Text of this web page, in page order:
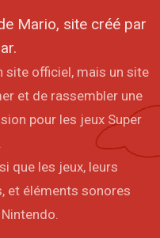
Mario, site créé par
site officiel, mais un site
et de rassembler une
pour les jeux Super
que les jeux, leurs
et éléments sonores